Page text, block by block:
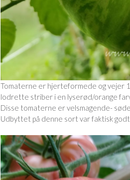
Tomaterne er hjerteformede og vejer
lodrette striber i en lyserød/orange
Disse tomaterne er velsmagende-
Udbyttet på denne sort var faktisk